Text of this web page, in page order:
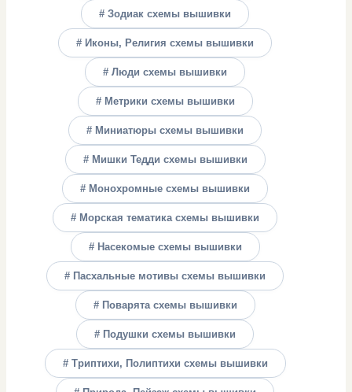
# Зодиак схемы вышивки
# Иконы, Религия схемы вышивки
# Люди схемы вышивки
# Метрики схемы вышивки
# Миниатюры схемы вышивки
# Мишки Тедди схемы вышивки
# Монохромные схемы вышивки
# Морская тематика схемы вышивки
# Насекомые схемы вышивки
# Пасхальные мотивы схемы вышивки
# Поварята схемы вышивки
# Подушки схемы вышивки
# Триптихи, Полиптихи схемы вышивки